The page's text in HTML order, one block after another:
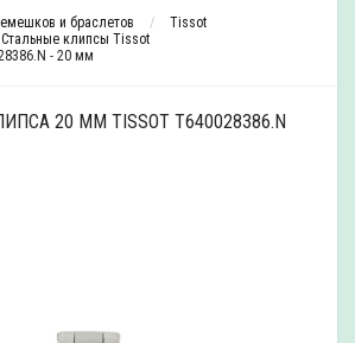
и браслетов
Tissot
Стальные клипсы Tissot
- 20 мм
20 ММ TISSOT T640028386.N